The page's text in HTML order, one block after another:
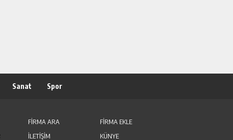
Sanat Spor
FİRMA ARA
FİRMA EKLE
İLETİŞİM KÜNYE